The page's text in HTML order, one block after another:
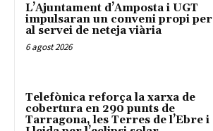
L’Ajuntament d’Amposta i UGT
impulsaran un conveni propi per
al servei de neteja viària
6 agost 2026
Telefònica reforça la xarxa de
cobertura en 290 punts de
Tarragona, les Terres de l’Ebre i